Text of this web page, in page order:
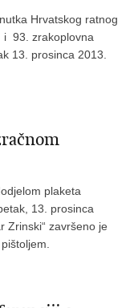
Hrvatskog ratnog
i 93. zrakoplovna
13. prosinca 2013.
plaketa
13. prosinca
Zrinski“ završeno je